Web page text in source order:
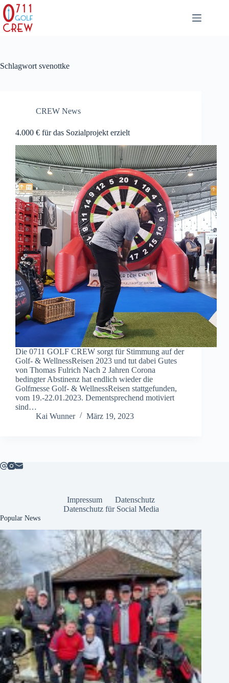
Zum
Inhalt
springen
Schlagwort svenottke
CREW News
4.000 € für das Sozialprojekt erzielt
Die 0711 GOLF CREW sorgt für Stimmung auf der
Golf- & WellnessReisen 2023 und tut dabei Gutes
von Thomas Fulrich Nach 2 Jahren Corona
bedingter Abstinenz hat endlich wieder die
Golfmesse Golf- & WellnessReisen stattgefunden,
vom 19.-22.01.2023. Dementsprechend motiviert
sind…
Kai Wunner
März 19, 2023
Impressum
Datenschutz
Datenschutz für Social Media
Popular News